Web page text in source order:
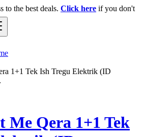
to the best deals. Click here if you don't
1+1 Tek Ish Tregu Elektrik (ID
Me Qera 1+1 Tek